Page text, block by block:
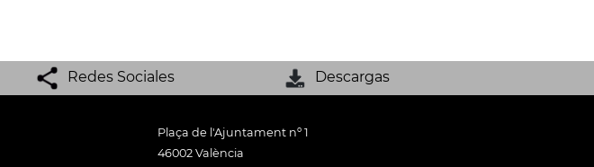
Redes Sociales Descargas
Plaça de l'Ajuntament nº 1
46002 València